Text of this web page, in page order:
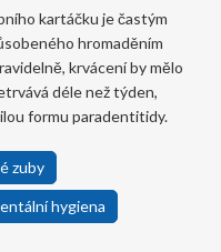
kartáčku je častým
hromaděním
krvácení by mělo
déle než týden,
formu paradentitidy.
zuby
hygiena